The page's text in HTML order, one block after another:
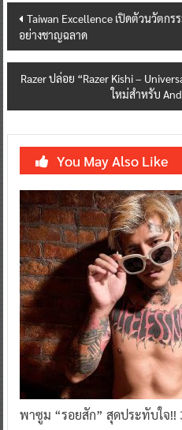
Post
navigation
Taiwan Excellence เปิดตัวนวัตก
อย่างชาญฉลาด
Razer ปล่อย “Razer Kishi –
ใหม่สำหรับ
You May Also Like
พาซูม “รอยสัก” สุดประทับใจ!!